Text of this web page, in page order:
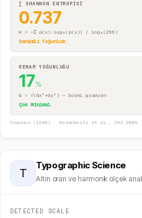
∑ SHANNON ENTROPİSİ
0.737
H = −Σ p(x)·log₂(p(x)) / log₂(256)
Dengeli Yoğunluk
KENAR YOĞUNLUĞU
17%
G = √(Gx²+Gy²) — Sobel gradyan
Çok Minimal
Shannon (1948) · Rosenholtz et al., CHI 2005
T
Typographic Science
Altın oran ve harmonik ölçek
DETECTED SCALE